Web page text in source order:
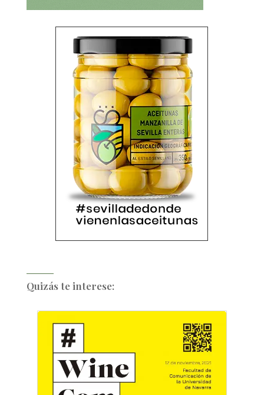
Quizás te interese: